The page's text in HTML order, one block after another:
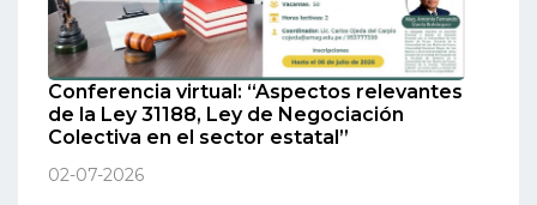
Conferencia virtual: “Aspectos relevantes
de la Ley 31188, Ley de Negociación
Colectiva en el sector estatal”
02-07-2026